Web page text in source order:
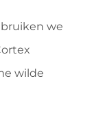
we
wilde